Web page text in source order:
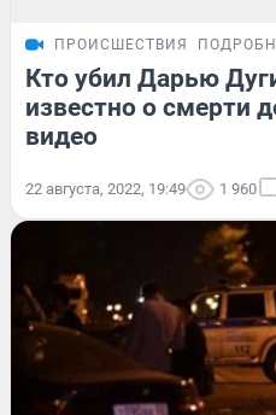
ПРОИСШЕСТВИЯ
Кто убил Дарью
известно о смерти
видео
22 августа, 2022, 19:49 1 960